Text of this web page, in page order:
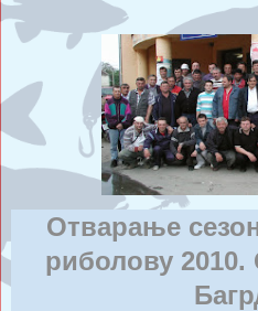
Отварање
риболову